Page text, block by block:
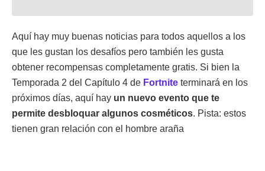
Aquí hay muy buenas noticias para todos aquellos a los
que les gustan los desafíos pero también les gusta
obtener recompensas completamente gratis. Si bien la
Temporada 2 del Capítulo 4 de Fortnite terminará en los
próximos días, aquí hay un nuevo evento que te
permite desbloquar algunos cosméticos. Pista: estos
tienen gran relación con el hombre araña